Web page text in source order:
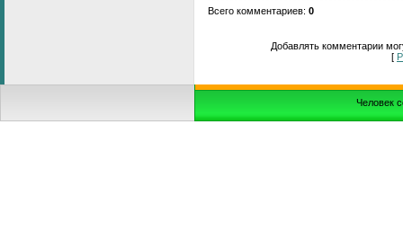
Всего комментариев: 0
Добавлять комментарии
[
Человек